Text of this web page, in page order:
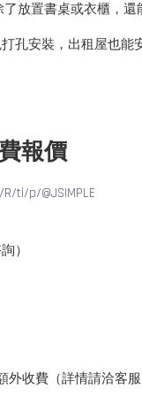
了放置書桌或衣櫃，
孔安裝，出租屋也能
報價
ti/p/@JSIMPLE
）
收費（詳情請洽客服